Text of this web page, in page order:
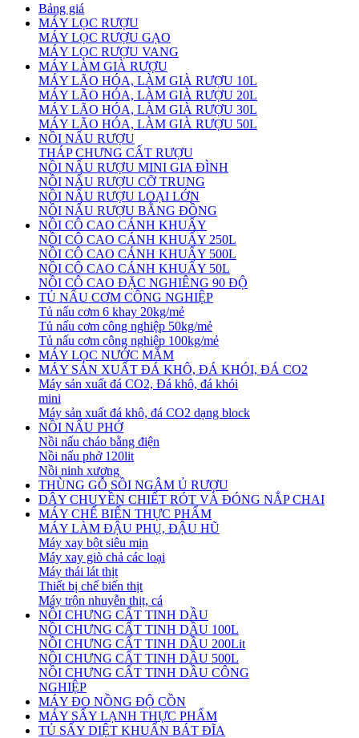
Bảng giá
MÁY LỌC RƯỢU
MÁY LỌC RƯỢU GẠO
MÁY LỌC RƯỢU VANG
MÁY LÀM GIÀ RƯỢU
MÁY LÃO HÓA, LÀM GIÀ RƯỢU 10L
MÁY LÃO HÓA, LÀM GIÀ RƯỢU 20L
MÁY LÃO HÓA, LÀM GIÀ RƯỢU 30L
MÁY LÃO HÓA, LÀM GIÀ RƯỢU 50L
NỒI NẤU RƯỢU
THÁP CHƯNG CẤT RƯỢU
NỒI NẤU RƯỢU MINI GIA ĐÌNH
NỒI NẤU RƯỢU CỠ TRUNG
NỒI NẤU RƯỢU LOẠI LỚN
NỒI NẤU RƯỢU BẰNG ĐỒNG
NỒI CÔ CAO CÁNH KHUẤY
NỒI CÔ CAO CÁNH KHUẤY 250L
NỒI CÔ CAO CÁNH KHUẤY 500L
NỒI CÔ CAO CÁNH KHUẤY 50L
NỒI CÔ CAO ĐẶC NGHIÊNG 90 ĐỘ
TỦ NẤU CƠM CÔNG NGHIỆP
Tủ nấu cơm 6 khay 20kg/mẻ
Tủ nấu cơm công nghiệp 50kg/mẻ
Tủ nấu cơm công nghiệp 100kg/mẻ
MÁY LỌC NƯỚC MẮM
MÁY SẢN XUẤT ĐÁ KHÔ, ĐÁ KHÓI, ĐÁ CO2
Máy sản xuất đá CO2, Đá khô, đá khói
mini
Máy sản xuất đá khô, đá CO2 dạng block
NỒI NẤU PHỞ
Nồi nấu cháo bằng điện
Nồi nấu phở 120lit
Nồi ninh xương
THÙNG GỖ SỒI NGÂM Ủ RƯỢU
DÂY CHUYỀN CHIẾT RÓT VÀ ĐÓNG NẮP CHAI
MÁY CHẾ BIẾN THỰC PHẨM
MÁY LÀM ĐẬU PHỤ, ĐẬU HŨ
Máy xay bột siêu mịn
Máy xay giò chả các loại
Máy thái lát thịt
Thiết bị chế biến thịt
Máy trộn nhuyễn thịt, cá
NỒI CHƯNG CẤT TINH DẦU
NỒI CHƯNG CẤT TINH DẦU 100L
NỒI CHƯNG CẤT TINH DẦU 200Lit
NỒI CHƯNG CẤT TINH DẦU 500L
NỒI CHƯNG CẤT TINH DẦU CÔNG
NGHIỆP
MÁY ĐO NỒNG ĐỘ CỒN
MÁY SẤY LẠNH THỰC PHẨM
TỦ SẤY DIỆT KHUẨN BÁT ĐĨA